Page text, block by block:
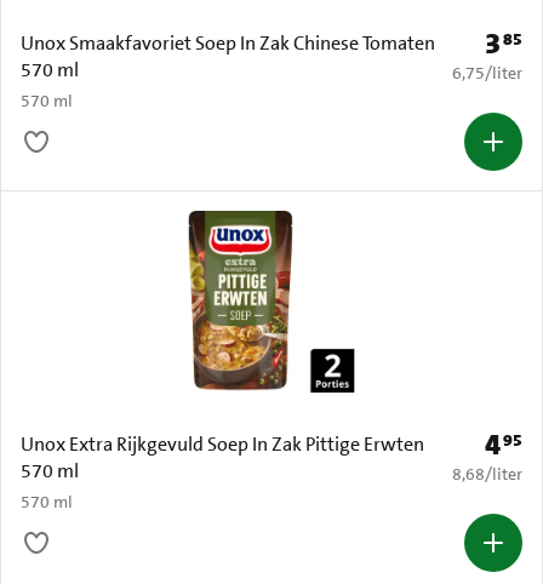
Unox Smaakfavoriet Soep In Zak Chinese Tomaten
570 ml
570 ml
Prijs:
385
€ 6,75 per
6,75/liter
Unox Extra Rijkgevuld Soep In Zak Pittige Erwten
570 ml
570 ml
Prijs:
495
€ 8,68 per
8,68/liter